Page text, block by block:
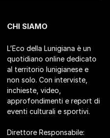
CHI SIAMO
L’Eco della Lunigiana è un
quotidiano online dedicato
al territorio lunigianese e
non solo. Con interviste,
inchieste, video,
approfondimenti e report di
eventi culturali e sportivi.
Direttore Responsabile: